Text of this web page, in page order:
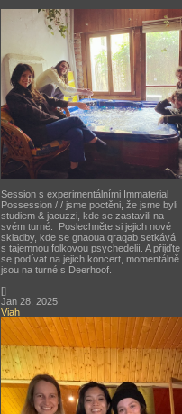
Session s experimentálními Immaterial
Possession / / jsme poctěni, že jsme byli
studiem & jacuzzi, kde se zastavili na
svém turné. Poslechněte si jejich nové
skladby, kde se gnaoua qraqab setkává
s tajemnou folkovou psychedelií. A přijďte
se podívat na jejich koncert, momentálně
jsou na turné s Deerhoof.
[]
Jan 28, 2025
Viah